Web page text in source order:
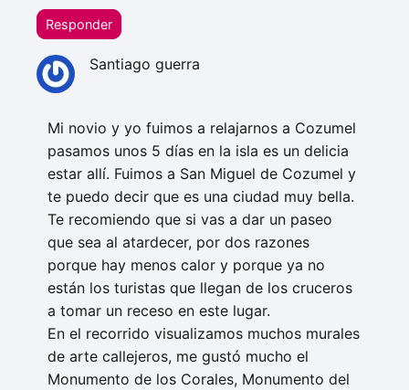
Responder
Santiago guerra
Mi novio y yo fuimos a relajarnos a Cozumel
pasamos unos 5 días en la isla es un delicia
estar allí. Fuimos a San Miguel de Cozumel y
te puedo decir que es una ciudad muy bella.
Te recomiendo que si vas a dar un paseo
que sea al atardecer, por dos razones
porque hay menos calor y porque ya no
están los turistas que llegan de los cruceros
a tomar un receso en este lugar.
En el recorrido visualizamos muchos murales
de arte callejeros, me gustó mucho el
Monumento de los Corales, Monumento del